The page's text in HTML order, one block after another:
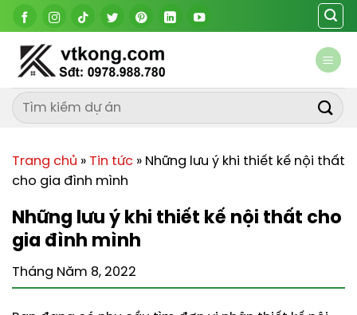
Chuyển
đến
dung
Trang chủ » Tin tức » Những lưu ý khi thiết kế nội thất
cho gia đình mình
Những lưu ý khi thiết kế nội thất cho
gia đình mình
Tháng Năm 8, 2022